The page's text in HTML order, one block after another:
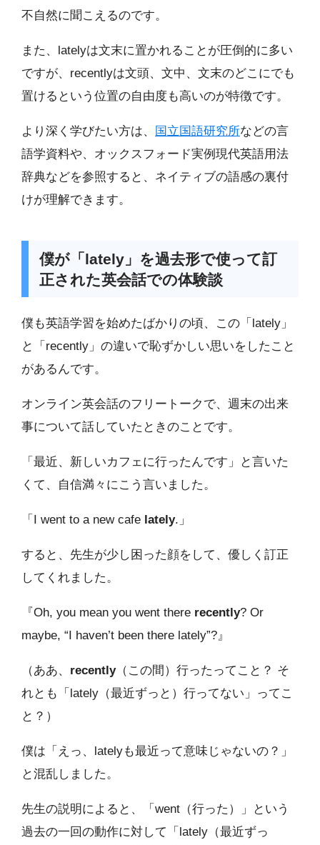
不自然に聞こえるのです。
また、latelyは文末に置かれることが圧倒的に多い
ですが、recentlyは文頭、文中、文末のどこにでも
置けるという位置の自由度も高いのが特徴です。
より深く学びたい方は、 国立国語研究所などの言
語学資料や、オックスフォード実例現代英語用法
辞典などを参照すると、ネイティブの語感の裏付
けが理解できます。
僕が「lately」を過去形で使って訂
正された英会話での体験談
僕も英語学習を始めたばかりの頃、この「lately」
と「recently」の違いで恥ずかしい思いをしたこと
があるんです。
オンライン英会話のフリートークで、週末の出来
事について話していたときのことです。
「最近、新しいカフェに行ったんです」と言いた
くて、自信満々にこう言いました。
「I went to a new cafe lately.」
すると、先生が少し困った顔をして、優しく訂正
してくれました。
『Oh, you mean you went there recently? Or
maybe, “I haven’t been there lately”?』
（ああ、 recently（この間）行ったってこと？ そ
れとも「lately（最近ずっと）行ってない」ってこ
と？）
僕は「えっ、latelyも最近って意味じゃないの？」
と混乱しました。
先生の説明によると、「went（行った）」という
過去の一回の動作に対して「lately（最近ずっ